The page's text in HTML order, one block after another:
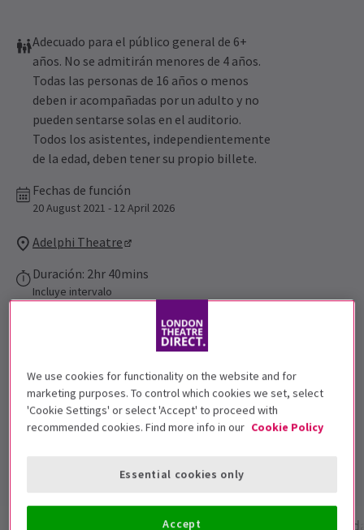
Adecuado para el público general de 6+
años. No se admitirán menores de 4 años.
Todas las personas de 16 años o menos
deben ir acompañadas por un adulto y no
pueden sentarse solas en el auditorio.
Todos los asistentes, independientemente
de la edad, deben tener su propio billete.
Fechas de función
20 August 2021 - 12 April 2026
Adelphi Theatre
Duración: 2hr 40mins
Incluye intervalo
Entradas electrónicas gratuitas
Este programa ofrece entradas electrónicas gratuitas y sin
Compra como regalo
Este evento está disponible como un cupón electrónico de
regalo de marca
Información del espectáculo
We use cookies for functionality on the website and for
marketing purposes. To control which cookies we set, select
'Cookie Settings' or select 'Accept' to proceed with
recommended cookies. Find more info in our Cookie Policy
Essential cookies only
Accept